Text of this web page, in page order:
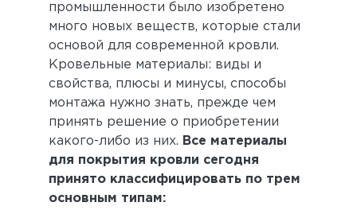
промышленности было изобретено
много новых веществ, которые стали
основой для современной кровли.
Кровельные материалы: виды и
свойства, плюсы и минусы, способы
монтажа нужно знать, прежде чем
принять решение о приобретении
какого-либо из них. Все материалы
для покрытия кровли сегодня
принято классифицировать по трем
основным типам: